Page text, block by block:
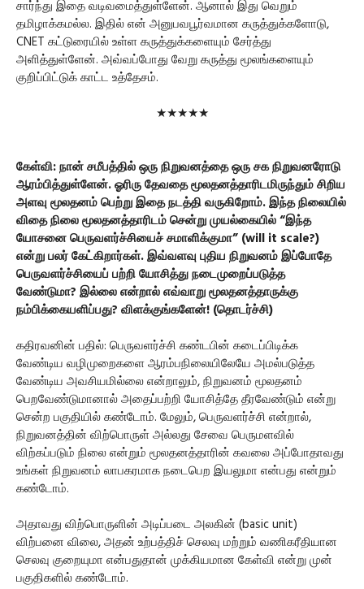
சார்ந்து இதை வடிவமைத்துள்ளேன். ஆனால் இது வெறும்
தமிழாக்கமல்ல. இதில் என் அனுபவபூர்வமான கருத்துக்களோடு,
CNET கட்டுரையில் உள்ள கருத்துக்களையும் சேர்த்து
அளித்துள்ளேன். அவ்வப்போது வேறு கருத்து மூலங்களையும்
குறிப்பிட்டுக் காட்ட உத்தேசம்.
★★★★★
கேள்வி: நான் சமீபத்தில் ஒரு நிறுவனத்தை ஒரு சக நிறுவனரோடு
ஆரம்பித்துள்ளேன். ஓரிரு தேவதை மூலதனத்தாரிடமிருந்தும் சிறிய
அளவு மூலதனம் பெற்று இதை நடத்தி வருகிறோம். இந்த நிலையில்
விதை நிலை மூலதனத்தாரிடம் சென்று முயல்கையில் “இந்த
யோசனை பெருவளர்ச்சியைச் சமாளிக்குமா” (will it scale?)
என்று பலர் கேட்கிறார்கள். இவ்வளவு புதிய நிறுவனம் இப்போதே
பெருவளர்ச்சியைப் பற்றி யோசித்து நடைமுறைப்படுத்த
வேண்டுமா? இல்லை என்றால் எவ்வாறு மூலதனத்தாருக்கு
நம்பிக்கையளிப்பது? விளக்குங்களேன்! (தொடர்ச்சி)
கதிரவனின் பதில்: பெருவளர்ச்சி கண்டபின் கடைப்பிடிக்க
வேண்டிய வழிமுறைகளை ஆரம்பநிலையிலேயே அமல்படுத்த
வேண்டிய அவசியமில்லை என்றாலும், நிறுவனம் மூலதனம்
பெறவேண்டுமானால் அதைப்பற்றி யோசித்தே தீரவேண்டும் என்று
சென்ற பகுதியில் கண்டோம். மேலும், பெருவளர்ச்சி என்றால்,
நிறுவனத்தின் விற்பொருள் அல்லது சேவை பெருமளவில்
விற்கப்படும் நிலை என்றும் மூலதனத்தாரின் கவலை அப்போதாவது
உங்கள் நிறுவனம் லாபகரமாக நடைபெற இயலுமா என்பது என்றும்
கண்டோம்.
அதாவது விற்பொருளின் அடிப்படை அலகின் (basic unit)
விற்பனை விலை, அதன் உற்பத்திச் செலவு மற்றும் வணிகரீதியான
செலவு குறையுமா என்பதுதான் முக்கியமான கேள்வி என்று முன்
பகுதிகளில் கண்டோம்.